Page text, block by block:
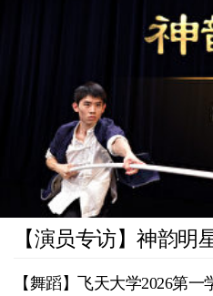
【演员专访】神韵
【舞蹈】飞天大学2026第一